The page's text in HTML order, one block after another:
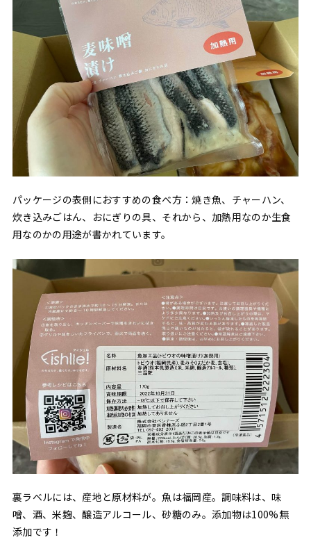
パッケージの表側におすすめの食べ方：焼き魚、チャーハン、
炊き込みごはん、おにぎりの具、それから、加熱用なのか生食
用なのかの用途が書かれています。
裏ラベルには、産地と原材料が。魚は福岡産。調味料は、味
噌、酒、米麹、醸造アルコール、砂糖のみ。添加物は100%無
添加です！